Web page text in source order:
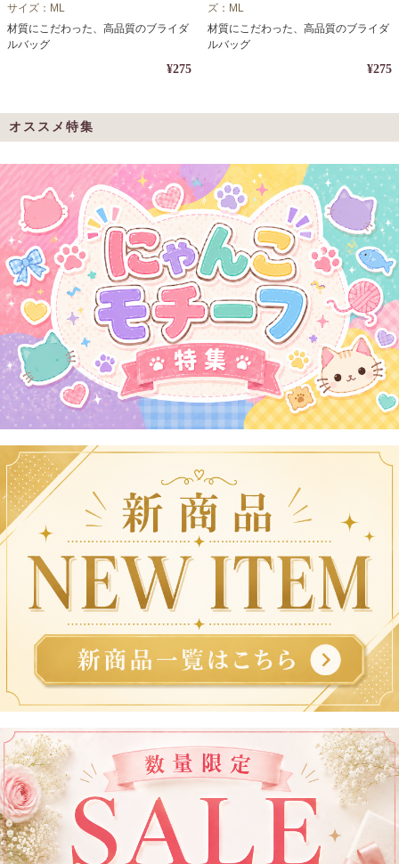
サイズ：ML
材質にこだわった、高品質のブライダ
ルバッグ
¥275
ズ：ML
材質にこだわった、高品質のブライダ
ルバッグ
¥275
オススメ特集